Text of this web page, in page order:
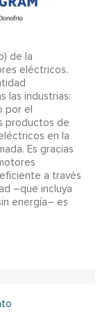
de la
eléctricos.
las industrias:
por el
productos de
en la
Es gracias
a través
–que incluya
energía– es